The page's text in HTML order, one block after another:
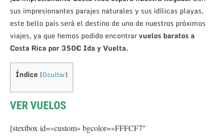
sus impresionantes parajes naturales y sus idílicas playas,
este bello país será el destino de uno de nuestros próximos
viajes, ya que hemos podido encontrarvuelos baratos a
Costa Rica por 350€ Ida y Vuelta.
Índice [Ocultar]
VER VUELOS
[stextbox id=»custom» bgcolor=»FFFCF7″